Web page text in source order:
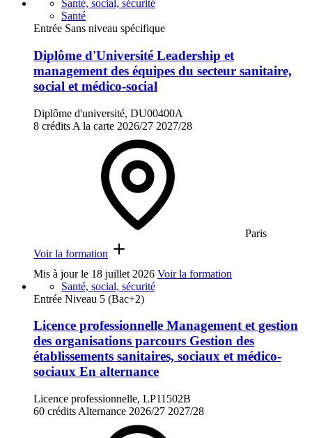
Santé, social, sécurité
Santé
Entrée Sans niveau spécifique
Diplôme d'Université Leadership et
management des équipes du secteur sanitaire,
social et médico-social
Diplôme d'université, DU00400A
8 crédits A la carte 2026/27 2027/28
Paris
Voir la formation
Mis à jour le 18 juillet 2026 Voir la formation
Santé, social, sécurité
Entrée Niveau 5 (Bac+2)
Licence professionnelle Management et gestion
des organisations parcours Gestion des
établissements sanitaires, sociaux et médico-
sociaux En alternance
Licence professionnelle, LP11502B
60 crédits Alternance 2026/27 2027/28